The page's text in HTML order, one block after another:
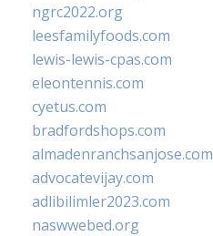
ngrc2022.org
leesfamilyfoods.com
lewis-lewis-cpas.com
eleontennis.com
cyetus.com
bradfordshops.com
almadenranchsanjose.com
advocatevijay.com
adlibilimler2023.com
naswwebed.org